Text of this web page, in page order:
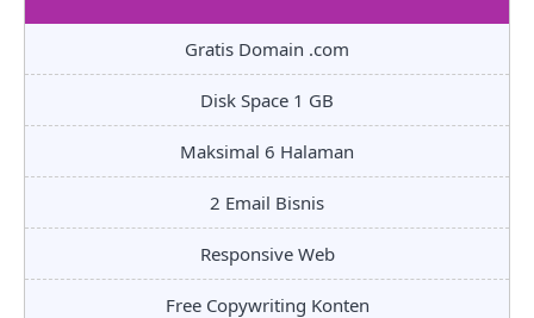
Gratis Domain .com
Disk Space 1 GB
Maksimal 6 Halaman
2 Email Bisnis
Responsive Web
Free Copywriting Konten